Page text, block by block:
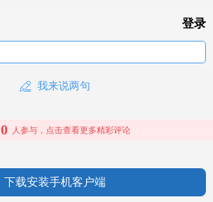
登录
我来说两句
0 人参与，点击查看更多精彩评论
下载安装手机客户端